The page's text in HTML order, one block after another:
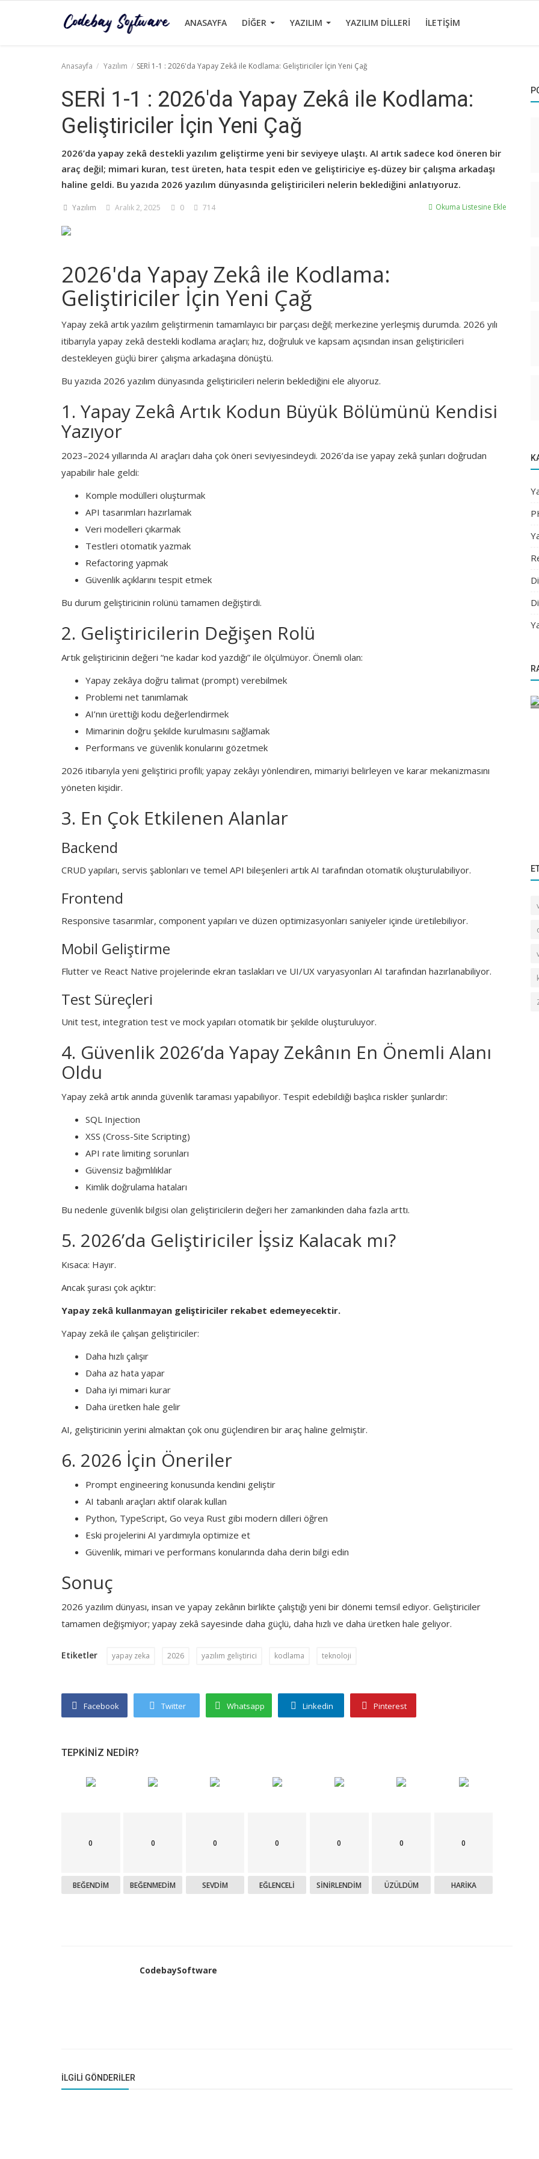
ANASAYFA DIĞER YAZILIM YAZILIM DILLERI İLETIŞIM
Anasayfa Yazılım SERİ 1-1 : 2026'da Yapay Zekâ ile Kodlama: Geliştiriciler İçin Yeni Çağ
SERİ 1-1 : 2026'da Yapay Zekâ ile Kodlama:
Geliştiriciler İçin Yeni Çağ
2026’da yapay zekâ destekli yazılım geliştirme yeni bir seviyeye ulaştı. AI artık sadece kod öneren bir
araç değil; mimari kuran, test üreten, hata tespit eden ve geliştiriciye eş-düzey bir çalışma arkadaşı
haline geldi. Bu yazıda 2026 yazılım dünyasında geliştiricileri nelerin beklediğini anlatıyoruz.
Yazılım Aralık 2, 2025 0 714 Okuma Listesine Ekle
2026'da Yapay Zekâ ile Kodlama:
Geliştiriciler İçin Yeni Çağ
Yapay zekâ artık yazılım geliştirmenin tamamlayıcı bir parçası değil; merkezine yerleşmiş durumda. 2026 yılı
itibarıyla yapay zekâ destekli kodlama araçları; hız, doğruluk ve kapsam açısından insan geliştiricileri
destekleyen güçlü birer çalışma arkadaşına dönüştü.
Bu yazıda 2026 yazılım dünyasında geliştiricileri nelerin beklediğini ele alıyoruz.
1. Yapay Zekâ Artık Kodun Büyük Bölümünü Kendisi
Yazıyor
2023–2024 yıllarında AI araçları daha çok öneri seviyesindeydi. 2026’da ise yapay zekâ şunları doğrudan
yapabilir hale geldi:
Komple modülleri oluşturmak
API tasarımları hazırlamak
Veri modelleri çıkarmak
Testleri otomatik yazmak
Refactoring yapmak
Güvenlik açıklarını tespit etmek
Bu durum geliştiricinin rolünü tamamen değiştirdi.
2. Geliştiricilerin Değişen Rolü
Artık geliştiricinin değeri “ne kadar kod yazdığı” ile ölçülmüyor. Önemli olan:
Yapay zekâya doğru talimat (prompt) verebilmek
Problemi net tanımlamak
AI’nın ürettiği kodu değerlendirmek
Mimarinin doğru şekilde kurulmasını sağlamak
Performans ve güvenlik konularını gözetmek
2026 itibarıyla yeni geliştirici profili; yapay zekâyı yönlendiren, mimariyi belirleyen ve karar mekanizmasını
yöneten kişidir.
3. En Çok Etkilenen Alanlar
Backend
CRUD yapıları, servis şablonları ve temel API bileşenleri artık AI tarafından otomatik oluşturulabiliyor.
Frontend
Responsive tasarımlar, component yapıları ve düzen optimizasyonları saniyeler içinde üretilebiliyor.
Mobil Geliştirme
Flutter ve React Native projelerinde ekran taslakları ve UI/UX varyasyonları AI tarafından hazırlanabiliyor.
Test Süreçleri
Unit test, integration test ve mock yapıları otomatik bir şekilde oluşturuluyor.
4. Güvenlik 2026’da Yapay Zekânın En Önemli Alanı
Oldu
Yapay zekâ artık anında güvenlik taraması yapabiliyor. Tespit edebildiği başlıca riskler şunlardır:
SQL Injection
XSS (Cross-Site Scripting)
API rate limiting sorunları
Güvensiz bağımlılıklar
Kimlik doğrulama hataları
Bu nedenle güvenlik bilgisi olan geliştiricilerin değeri her zamankinden daha fazla arttı.
5. 2026’da Geliştiriciler İşsiz Kalacak mı?
Kısaca: Hayır.
Ancak şurası çok açıktır:
Yapay zekâ kullanmayan geliştiriciler rekabet edemeyecektir.
Yapay zekâ ile çalışan geliştiriciler:
Daha hızlı çalışır
Daha az hata yapar
Daha iyi mimari kurar
Daha üretken hale gelir
AI, geliştiricinin yerini almaktan çok onu güçlendiren bir araç haline gelmiştir.
6. 2026 İçin Öneriler
Prompt engineering konusunda kendini geliştir
AI tabanlı araçları aktif olarak kullan
Python, TypeScript, Go veya Rust gibi modern dilleri öğren
Eski projelerini AI yardımıyla optimize et
Güvenlik, mimari ve performans konularında daha derin bilgi edin
Sonuç
2026 yazılım dünyası, insan ve yapay zekânın birlikte çalıştığı yeni bir dönemi temsil ediyor. Geliştiriciler
tamamen değişmiyor; yapay zekâ sayesinde daha güçlü, daha hızlı ve daha üretken hale geliyor.
Etiketler yapay zeka 2026 yazılım geliştirici kodlama teknoloji
Facebook Twitter Whatsapp Linkedin Pinterest
TEPKINIZ NEDIR?
0
BEĞENDIM
0
BEĞENMEDIM
0
SEVDIM
0
EĞLENCELI
0
SINIRLENDIM
0
ÜZÜLDÜM
0
HARIKA
CodebaySoftware
İLGILI GÖNDERILER
3 Kat Hızlı Çözme Yöntemleri...